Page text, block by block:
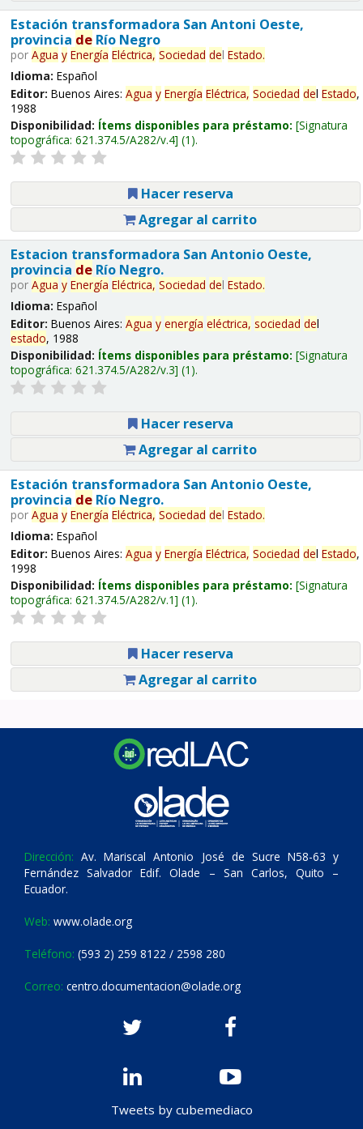
Estación transformadora San Antoni Oeste,
provincia deRío Negro
por Agua y Energía Eléctrica, Sociedad del Estado.
Idioma: Español
Editor: Buenos Aires: Agua y Energía Eléctrica, Sociedad del Estado,
1988
Disponibilidad: Ítems disponibles para préstamo: Signatura
topográfica: 621.374.5/A282/v.4 (1).
Hacer reserva
Agregar al carrito
Estacion transformadora San Antonio Oeste,
provincia deRío Negro.
por Agua y Energía Eléctrica, Sociedad del Estado.
Idioma: Español
Editor: Buenos Aires: Agua y energía eléctrica, sociedad del
estado, 1988
Disponibilidad: Ítems disponibles para préstamo: Signatura
topográfica: 621.374.5/A282/v.3 (1).
Hacer reserva
Agregar al carrito
Estación transformadora San Antonio Oeste,
provincia deRío Negro.
por Agua y Energía Eléctrica, Sociedad del Estado.
Idioma: Español
Editor: Buenos Aires: Agua y Energía Eléctrica, Sociedad del Estado,
1998
Disponibilidad: Ítems disponibles para préstamo: Signatura
topográfica: 621.374.5/A282/v.1 (1).
Hacer reserva
Agregar al carrito
Dirección: Av. Mariscal Antonio José de Sucre N58-63 y
Fernández Salvador Edif. Olade – San Carlos, Quito –
Ecuador.
Web: www.olade.org
Teléfono: (593 2) 259 8122 / 2598 280
Correo: centro.documentacion@olade.org
Tweets by cubemediaco